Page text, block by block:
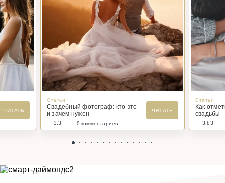
ЧИТАТЬ
Статьи
Свадебный фотограф: кто это
и зачем нужен
ЧИТАТЬ
3.3 0 комментариев
Статьи
Как
свадьбы
3.83